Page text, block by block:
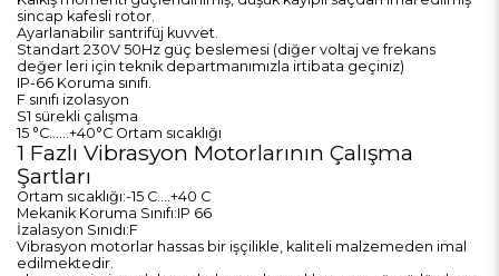
sincap kafesli rotor.
Ayarlanabilir santrifüj kuvvet.
Standart 230V 50Hz güç beslemesi (diğer voltaj ve frekans
değer leri için teknik departmanımızla irtibata geçiniz)
IP-66 Koruma sınıfı.
F sınıfı izolasyon
S1 sürekli çalışma
15 °C……+40°C Ortam sıcaklığı
1 Fazlı Vibrasyon Motorlarının Çalışma
Şartları
Ortam sıcaklığı:-15 C....+40 C
Mekanik Koruma Sınıfı:IP 66
İzalasyon Sınıdı:F
Vibrasyon motorlar hassas bir işçilikle, kaliteli malzemeden imal
edilmektedir.